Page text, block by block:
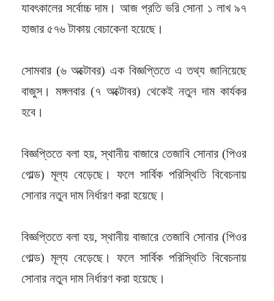
যাবৎকালের সর্বোচ্চ দাম। আজ প্রতি ভরি সোনা ১ লাখ ৯৭
হাজার ৫৭৬ টাকায় বেচাকেনা হয়েছে।
সোমবার (৬ অক্টোবর) এক বিজ্ঞপ্তিতে এ তথ্য জানিয়েছে
বাজুস। মঙ্গলবার (৭ অক্টোবর) থেকেই নতুন দাম কার্যকর
হবে।
বিজ্ঞপ্তিতে বলা হয়, স্থানীয় বাজারে তেজাবি সোনার (পিওর
গোল্ড) মূল্য বেড়েছে। ফলে সার্বিক পরিস্থিতি বিবেচনায়
সোনার নতুন দাম নির্ধারণ করা হয়েছে।
বিজ্ঞপ্তিতে বলা হয়, স্থানীয় বাজারে তেজাবি সোনার (পিওর
গোল্ড) মূল্য বেড়েছে। ফলে সার্বিক পরিস্থিতি বিবেচনায়
সোনার নতুন দাম নির্ধারণ করা হয়েছে।